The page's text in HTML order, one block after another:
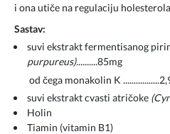
i ona utiče na regulaciju
Sastav:
suvi ekstrakt fermentisanog
purpureus)..........85mg
od čega monakolin K
suvi ekstrakt cvasti atričoke
Holin
Tiamin (vitamin B1)